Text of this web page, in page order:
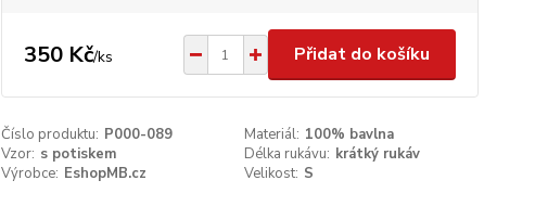
350 Kč/ks Přidat do košíku
Číslo produktu: P000-089 Materiál: 100% bavlna
Vzor: s potiskem Délka rukávu: krátký rukáv
Výrobce: EshopMB.cz Velikost: S